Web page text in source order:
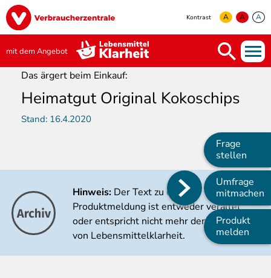
Direkt
zum
Inhalt
Image
Kontrast A A A
mit dem Angebot
Main
navigation
Frage
stellen
Umfrage
mitmachen
Produkt
melden
Das ärgert beim Einkauf:
Heimatgut Original Kokoschips
Stand: 16.4.2020
Hinweis: Der Text zu dieser
Produktmeldung ist entweder veraltet
oder entspricht nicht mehr den Kriterien
von Lebensmittelklarheit.